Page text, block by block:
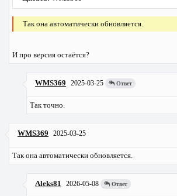
Так она автоматически обновляется.
И про версия остаётся?
WMS369 2025-03-25 Ответ
Так точно.
WMS369 2025-03-25
Так она автоматически обновляется.
Aleks81 2026-05-08 Ответ